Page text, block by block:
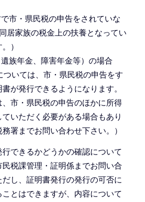
市・県民税の申告をされていな
居家族の税金上の扶養となってい
）
族年金、障害年金等）の場合
いては、市・県民税の申告をす
が発行できるようになります。
、市・県民税の申告のほかに所得
いただく必要がある場合もあり
署までお問い合わせ下さい。）
行できるかどうかの確認について
税課管理・証明係までお問い合
し、証明書発行の発行の可否に
とはできますが、内容について